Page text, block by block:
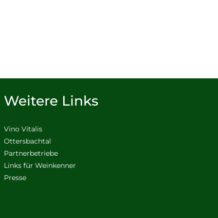
Weitere Links
Vino Vitalis
Ottersbachtal
Partnerbetriebe
Links für Weinkenner
Presse